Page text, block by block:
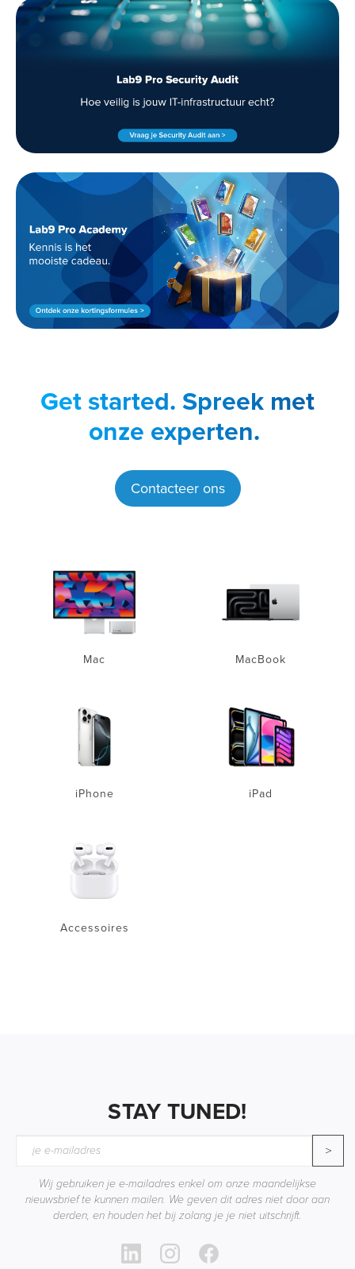
Get started.Spreek met
onze experten.
Contacteer ons
Mac MacBook
iPhone iPad
Accessoires
STAY TUNED!
>
Wij gebruiken je e-mailadres enkel om onze maandelijkse
nieuwsbrief te kunnen mailen. We geven dit adres niet door aan
derden, en houden het bij zolang je je niet uitschrijft.